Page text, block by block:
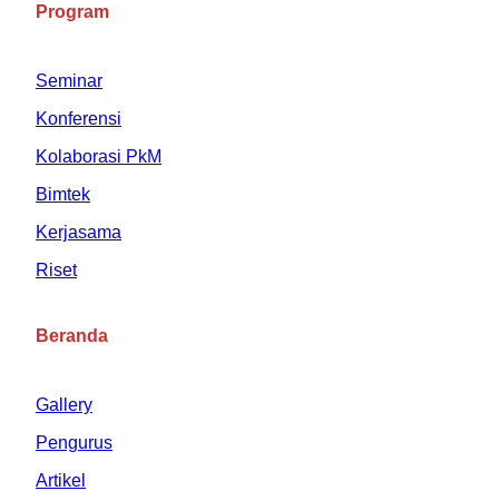
Program
Seminar
Konferensi
Kolaborasi PkM
Bimtek
Kerjasama
Riset
Beranda
Gallery
Pengurus
Artikel